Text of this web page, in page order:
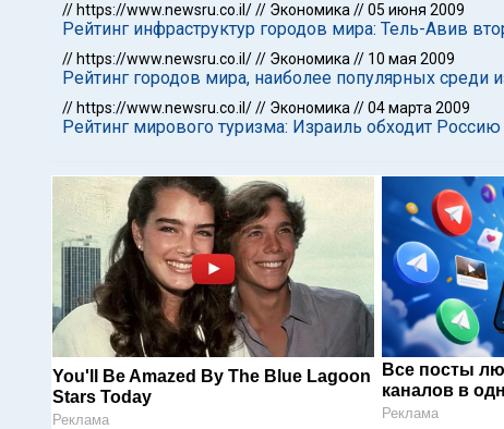
// https://www.newsru.co.il/// Экономика //05 июня 2009
Рейтинг инфраструктур городов мира: Тель-Авив
// https://www.newsru.co.il/// Экономика // 10 мая 2009
Рейтинг городов мира, наиболее популярных среди
// https://www.newsru.co.il/// Экономика //04 марта 2009
Рейтинг мирового туризма: Израиль обходит Россию
You'll Be Amazed By The Blue Lagoon
Stars Today
Реклама
Все посты
каналов в
Реклама